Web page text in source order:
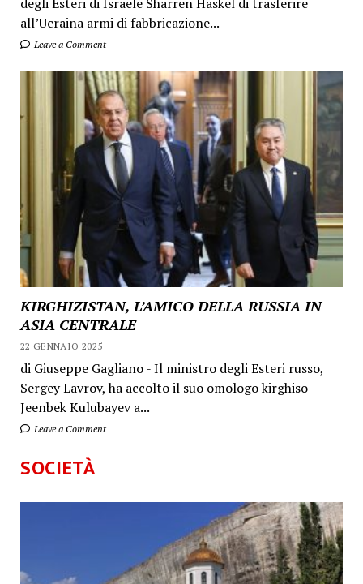
degli Esteri di Israele Sharren Haskel di trasferire
all’Ucraina armi di fabbricazione...
Leave a Comment
KIRGHIZISTAN, L’AMICO DELLA RUSSIA IN
ASIA CENTRALE
22 GENNAIO 2025
di Giuseppe Gagliano - Il ministro degli Esteri russo,
Sergey Lavrov, ha accolto il suo omologo kirghiso
Jeenbek Kulubayev a...
Leave a Comment
SOCIETÀ